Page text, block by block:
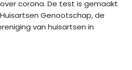
corona. De test is gemaakt
Genootschap, de
van huisartsen in